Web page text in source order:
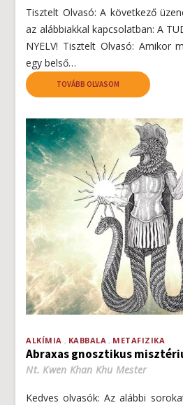
Tisztelt Olvasó: A következő
az alábbiakkal kapcsolatban: A
NYELV! Tisztelt Olvasó: Amikor
egy belső…
TOVÁBB OLVASOM
ALKÍMIA KABBALA METAFIZIKA
Abraxas gnosztikus
Nt. Kwen Khan Khu Mester
Kedves olvasók: Az alábbi